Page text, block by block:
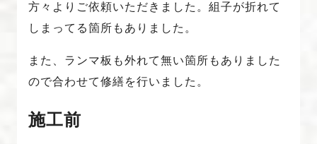
方々よりご依頼いただきました。組子が折れて
しまってる箇所もありました。
また、ランマ板も外れて無い箇所もありました
ので合わせて修繕を行いました。
施工前